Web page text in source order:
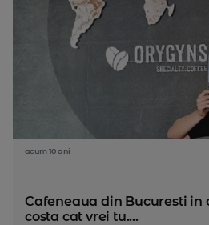
acum 10 ani
Cafeneaua din Bucuresti in
costa cat vrei tu....